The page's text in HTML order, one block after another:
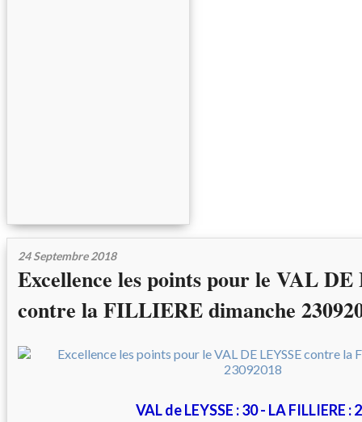
24 Septembre 2018
Excellence les points pour le VAL DE
contre la FILLIERE dimanche
VAL de LEYSSE : 30 - LA FILLIERE :